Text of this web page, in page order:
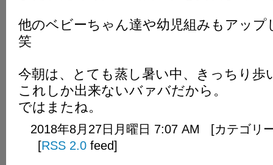
他のベビーちゃん達や幼児組みもアッ
笑
今朝は、とても蒸し暑い中、きっちり歩
これしか出来ないバァバだから。
ではまたね。
2018年8月27日月曜日 7:07 AM [カテゴリ
[RSS 2.0 feed]